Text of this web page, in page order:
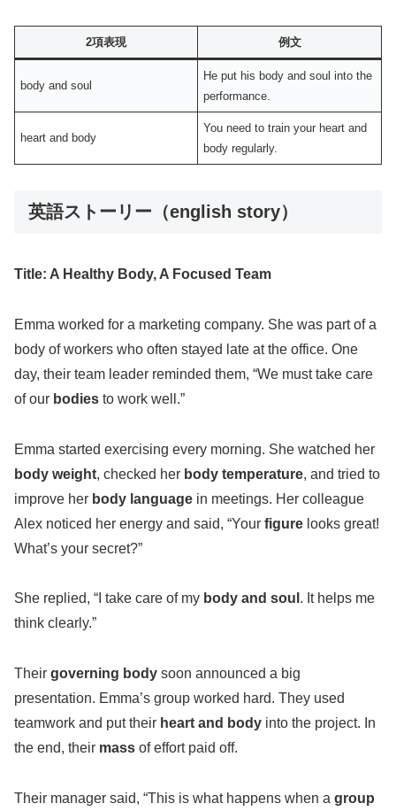
2項表現 例文
body and soul
He put his body and soul into the
performance.
heart and body
You need to train your heart and
body regularly.
英語ストーリー（english story）
Title: A Healthy Body, A Focused Team
Emma worked for a marketing company. She was part of a
body of workers who often stayed late at the office. One
day, their team leader reminded them, “We must take care
of our bodies to work well.”
Emma started exercising every morning. She watched her
body weight, checked her body temperature, and tried to
improve her body language in meetings. Her colleague
Alex noticed her energy and said, “Your figure looks great!
What’s your secret?”
She replied, “I take care of my body and soul . It helps me
think clearly.”
Their governing body soon announced a big
presentation. Emma’s group worked hard. They used
teamwork and put their heart and body into the project. In
the end, their mass of effort paid off.
Their manager said, “This is what happens when a group